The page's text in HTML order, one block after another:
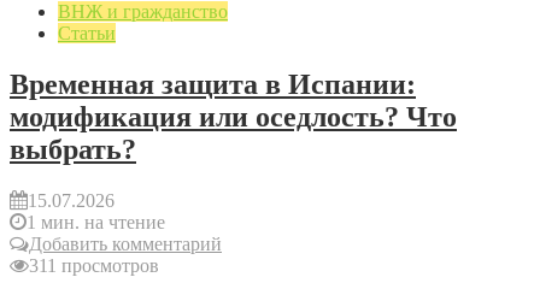
ВНЖ и гражданство
Статьи
Временная защита в Испании:
модификация или оседлость? Что
выбрать?
15.07.2026
1 мин. на чтение
Добавить комментарий
311 просмотров